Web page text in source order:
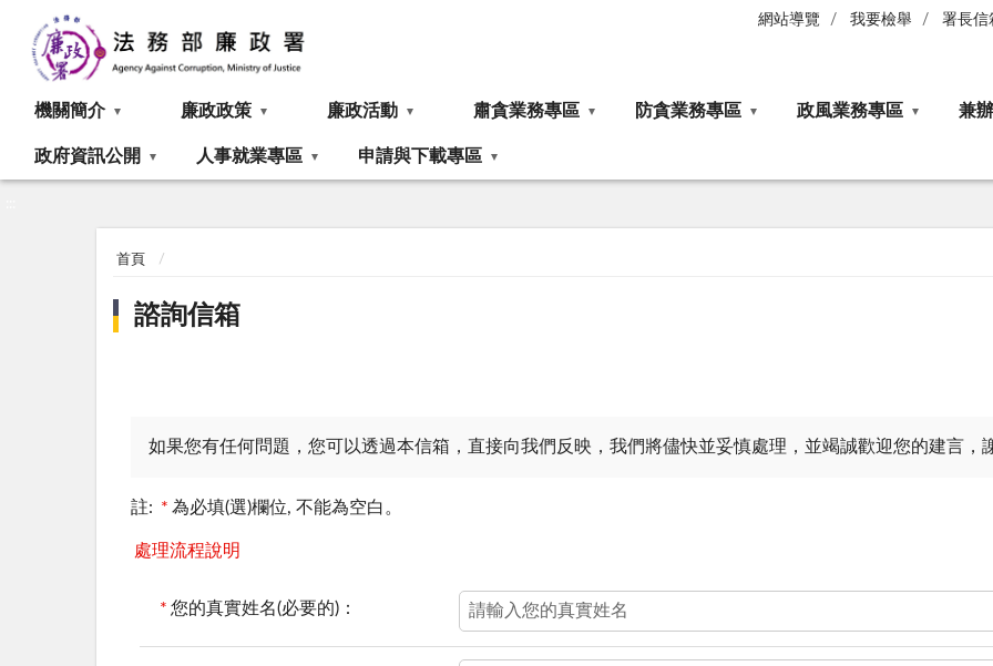
網站導覽 我要檢舉 署長信
機關簡介 廉政政策 廉政活動 肅貪業務專區 防貪業務專區 政風業務專區 兼
政府資訊公開 人事就業專區 申請與下載專區
首頁
諮詢信箱
如果您有任何問題，您可以透過本信箱，直接向我們反映，我們將儘快並妥慎處理，並竭誠歡迎您的建言，
註: * 為必填(選)欄位, 不能為空白。
處理流程說明
* 您的真實姓名(必要的)：